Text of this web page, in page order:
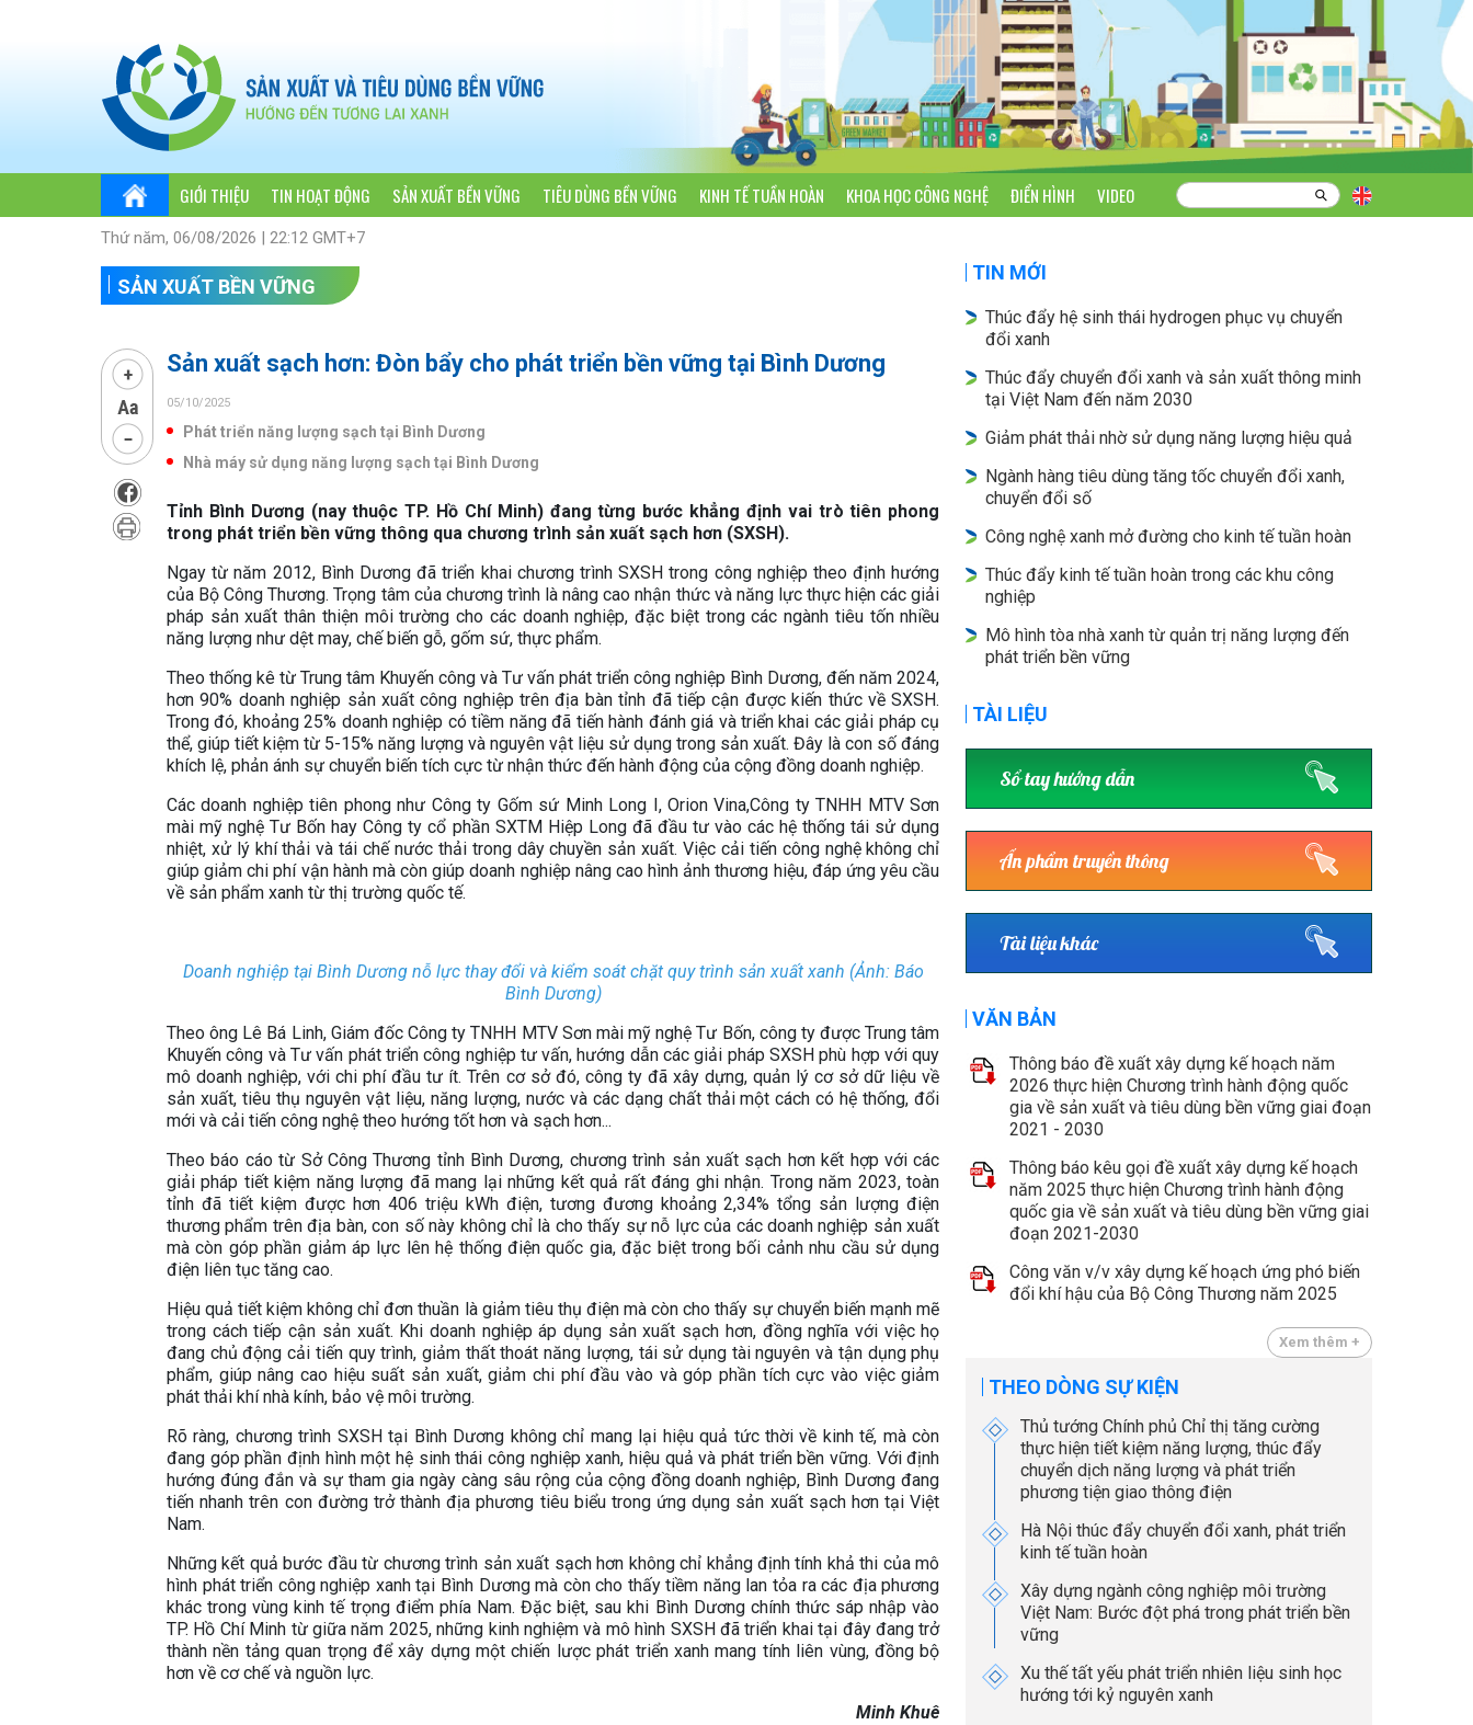
GIỚI THIỆU TIN HOẠT ĐỘNG SẢN XUẤT BỀN VỮNG TIÊU DÙNG BỀN VỮNG KINH TẾ TUẦN HOÀN KHOA HỌC CÔNG NGHỆ ĐIỂN HÌNH VIDEO
Thứ năm, 06/08/2026 | 22:12 GMT+7
SẢN XUẤT BỀN VỮNG
Sản xuất sạch hơn: Đòn bẩy cho phát triển bền vững tại Bình Dương
05/10/2025
Phát triển năng lượng sạch tại Bình Dương
Nhà máy sử dụng năng lượng sạch tại Bình Dương
Tỉnh Bình Dương (nay thuộc TP. Hồ Chí Minh) đang từng bước khẳng định vai trò tiên phong
trong phát triển bền vững thông qua chương trình sản xuất sạch hơn (SXSH).
Ngay từ năm 2012, Bình Dương đã triển khai chương trình SXSH trong công nghiệp theo định hướng
của Bộ Công Thương. Trọng tâm của chương trình là nâng cao nhận thức và năng lực thực hiện các giải
pháp sản xuất thân thiện môi trường cho các doanh nghiệp, đặc biệt trong các ngành tiêu tốn nhiều
năng lượng như dệt may, chế biến gỗ, gốm sứ, thực phẩm.
Theo thống kê từ Trung tâm Khuyến công và Tư vấn phát triển công nghiệp Bình Dương, đến năm 2024,
hơn 90% doanh nghiệp sản xuất công nghiệp trên địa bàn tỉnh đã tiếp cận được kiến thức về SXSH.
Trong đó, khoảng 25% doanh nghiệp có tiềm năng đã tiến hành đánh giá và triển khai các giải pháp cụ
thể, giúp tiết kiệm từ 5-15% năng lượng và nguyên vật liệu sử dụng trong sản xuất. Đây là con số đáng
khích lệ, phản ánh sự chuyển biến tích cực từ nhận thức đến hành động của cộng đồng doanh nghiệp.
Các doanh nghiệp tiên phong như Công ty Gốm sứ Minh Long I, Orion Vina,Công ty TNHH MTV Sơn
mài mỹ nghệ Tư Bốn hay Công ty cổ phần SXTM Hiệp Long đã đầu tư vào các hệ thống tái sử dụng
nhiệt, xử lý khí thải và tái chế nước thải trong dây chuyền sản xuất. Việc cải tiến công nghệ không chỉ
giúp giảm chi phí vận hành mà còn giúp doanh nghiệp nâng cao hình ảnh thương hiệu, đáp ứng yêu cầu
về sản phẩm xanh từ thị trường quốc tế.
Doanh nghiệp tại Bình Dương nỗ lực thay đổi và kiểm soát chặt quy trình sản xuất xanh (Ảnh: Báo
Bình Dương)
Theo ông Lê Bá Linh, Giám đốc Công ty TNHH MTV Sơn mài mỹ nghệ Tư Bốn, công ty được Trung tâm
Khuyến công và Tư vấn phát triển công nghiệp tư vấn, hướng dẫn các giải pháp SXSH phù hợp với quy
mô doanh nghiệp, với chi phí đầu tư ít. Trên cơ sở đó, công ty đã xây dựng, quản lý cơ sở dữ liệu về
sản xuất, tiêu thụ nguyên vật liệu, năng lượng, nước và các dạng chất thải một cách có hệ thống, đổi
mới và cải tiến công nghệ theo hướng tốt hơn và sạch hơn...
Theo báo cáo từ Sở Công Thương tỉnh Bình Dương, chương trình sản xuất sạch hơn kết hợp với các
giải pháp tiết kiệm năng lượng đã mang lại những kết quả rất đáng ghi nhận. Trong năm 2023, toàn
tỉnh đã tiết kiệm được hơn 406 triệu kWh điện, tương đương khoảng 2,34% tổng sản lượng điện
thương phẩm trên địa bàn, con số này không chỉ là cho thấy sự nỗ lực của các doanh nghiệp sản xuất
mà còn góp phần giảm áp lực lên hệ thống điện quốc gia, đặc biệt trong bối cảnh nhu cầu sử dụng
điện liên tục tăng cao.
Hiệu quả tiết kiệm không chỉ đơn thuần là giảm tiêu thụ điện mà còn cho thấy sự chuyển biến mạnh mẽ
trong cách tiếp cận sản xuất. Khi doanh nghiệp áp dụng sản xuất sạch hơn, đồng nghĩa với việc họ
đang chủ động cải tiến quy trình, giảm thất thoát năng lượng, tái sử dụng tài nguyên và tận dụng phụ
phẩm, giúp nâng cao hiệu suất sản xuất, giảm chi phí đầu vào và góp phần tích cực vào việc giảm
phát thải khí nhà kính, bảo vệ môi trường.
Rõ ràng, chương trình SXSH tại Bình Dương không chỉ mang lại hiệu quả tức thời về kinh tế, mà còn
đang góp phần định hình một hệ sinh thái công nghiệp xanh, hiệu quả và phát triển bền vững. Với định
hướng đúng đắn và sự tham gia ngày càng sâu rộng của cộng đồng doanh nghiệp, Bình Dương đang
tiến nhanh trên con đường trở thành địa phương tiêu biểu trong ứng dụng sản xuất sạch hơn tại Việt
Nam.
Những kết quả bước đầu từ chương trình sản xuất sạch hơn không chỉ khẳng định tính khả thi của mô
hình phát triển công nghiệp xanh tại Bình Dương mà còn cho thấy tiềm năng lan tỏa ra các địa phương
khác trong vùng kinh tế trọng điểm phía Nam. Đặc biệt, sau khi Bình Dương chính thức sáp nhập vào
TP. Hồ Chí Minh từ giữa năm 2025, những kinh nghiệm và mô hình SXSH đã triển khai tại đây đang trở
thành nền tảng quan trọng để xây dựng một chiến lược phát triển xanh mang tính liên vùng, đồng bộ
hơn về cơ chế và nguồn lực.
Minh Khuê
TIN MỚI
Thúc đẩy hệ sinh thái hydrogen phục vụ chuyển
đổi xanh
Thúc đẩy chuyển đổi xanh và sản xuất thông minh
tại Việt Nam đến năm 2030
Giảm phát thải nhờ sử dụng năng lượng hiệu quả
Ngành hàng tiêu dùng tăng tốc chuyển đổi xanh,
chuyển đổi số
Công nghệ xanh mở đường cho kinh tế tuần hoàn
Thúc đẩy kinh tế tuần hoàn trong các khu công
nghiệp
Mô hình tòa nhà xanh từ quản trị năng lượng đến
phát triển bền vững
TÀI LIỆU
Sổ tay hướng dẫn
Ấn phẩm truyền thông
Tài liệu khác
VĂN BẢN
Thông báo đề xuất xây dựng kế hoạch năm
2026 thực hiện Chương trình hành động quốc
gia về sản xuất và tiêu dùng bền vững giai đoạn
2021 - 2030
Thông báo kêu gọi đề xuất xây dựng kế hoạch
năm 2025 thực hiện Chương trình hành động
quốc gia về sản xuất và tiêu dùng bền vững giai
đoạn 2021-2030
Công văn v/v xây dựng kế hoạch ứng phó biến
đổi khí hậu của Bộ Công Thương năm 2025
Xem thêm +
THEO DÒNG SỰ KIỆN
Thủ tướng Chính phủ Chỉ thị tăng cường
thực hiện tiết kiệm năng lượng, thúc đẩy
chuyển dịch năng lượng và phát triển
phương tiện giao thông điện
Hà Nội thúc đẩy chuyển đổi xanh, phát triển
kinh tế tuần hoàn
Xây dựng ngành công nghiệp môi trường
Việt Nam: Bước đột phá trong phát triển bền
vững
Xu thế tất yếu phát triển nhiên liệu sinh học
hướng tới kỷ nguyên xanh